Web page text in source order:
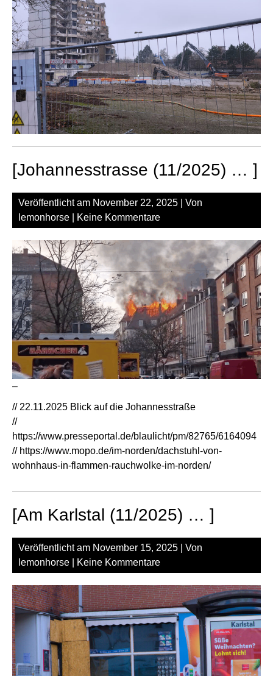
[Johannesstrasse (11/2025) … ]
Veröffentlicht am November 22, 2025 | Von
lemonhorse
Keine Kommentare
–
// 22.11.2025 Blick auf die Johannesstraße
//
https://www.presseportal.de/blaulicht/pm/82765/6164094
// https://www.mopo.de/im-norden/dachstuhl-von-
wohnhaus-in-flammen-rauchwolke-im-norden/
[Am Karlstal (11/2025) … ]
Veröffentlicht am November 15, 2025 | Von
lemonhorse
Keine Kommentare